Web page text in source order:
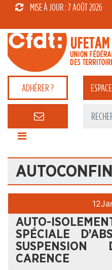
MISE À JOUR : 7 AOÛT 2026
ADHÉRER ?
12
AUTO-
SPÉCIALE
CARENCE